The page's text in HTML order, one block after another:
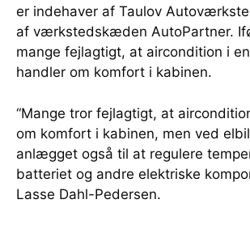
er indehaver af Taulov
af værkstedskæden AutoPartner.
mange fejlagtigt, at aircondition i
handler om komfort i kabinen.
“Mange tror fejlagtigt, at
om komfort i kabinen, men ved
anlægget også til at regulere
batteriet og andre elektriske
Lasse Dahl-Pedersen.